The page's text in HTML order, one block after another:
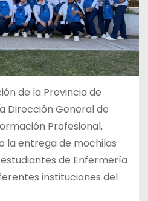
de la Provincia de
Dirección General de
Profesional,
la entrega de mochilas
de Enfermería
instituciones del